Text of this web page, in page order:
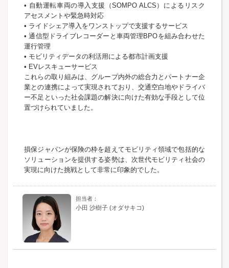
• 自動運転車両の導入支援（SOMPO ALCS）によるリスク
アセスメントや緊急時対応
• ライドシェア導入をワンストップで支援するサービス
• 通信型ドライブレコーダーと車両管理BPOを組み合わせた
運行管理
• モビリティデータの利活用による都市計画支援
• EVレスキューサービス
これらの取り組みは、グループ内外の総合力とパートナー企
業との連携によって実現されており、交通空白地やドライバ
ー不足といった社会課題の解決に向けた有効な手段として位
置づけられていました。
損保ジャパンが保険の枠を超えてモビリティ領域で包括的な
ソリューションを提供する姿勢は、次世代モビリティ社会の
実現に向けた挑戦として非常に印象的でした。
小田 沙樹子 (オダサキコ)